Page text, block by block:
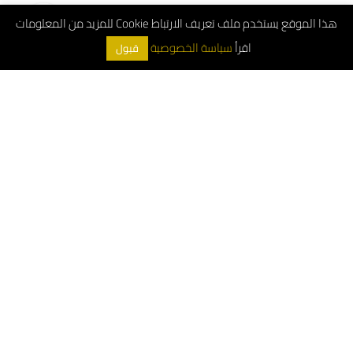
هذا الموقع يستخدم ملف تعريف الارتباط Cookie للمزيد من المعلومات
اقرأسياسة الخصوصية قبول